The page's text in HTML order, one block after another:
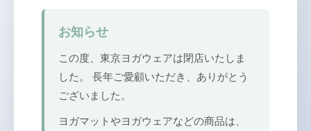
お知らせ
この度、東京ヨガウェアは閉店いたしま
した。 長年ご愛顧いただき、ありがとう
ございました。
ヨガマットやヨガウェアなどの商品は、